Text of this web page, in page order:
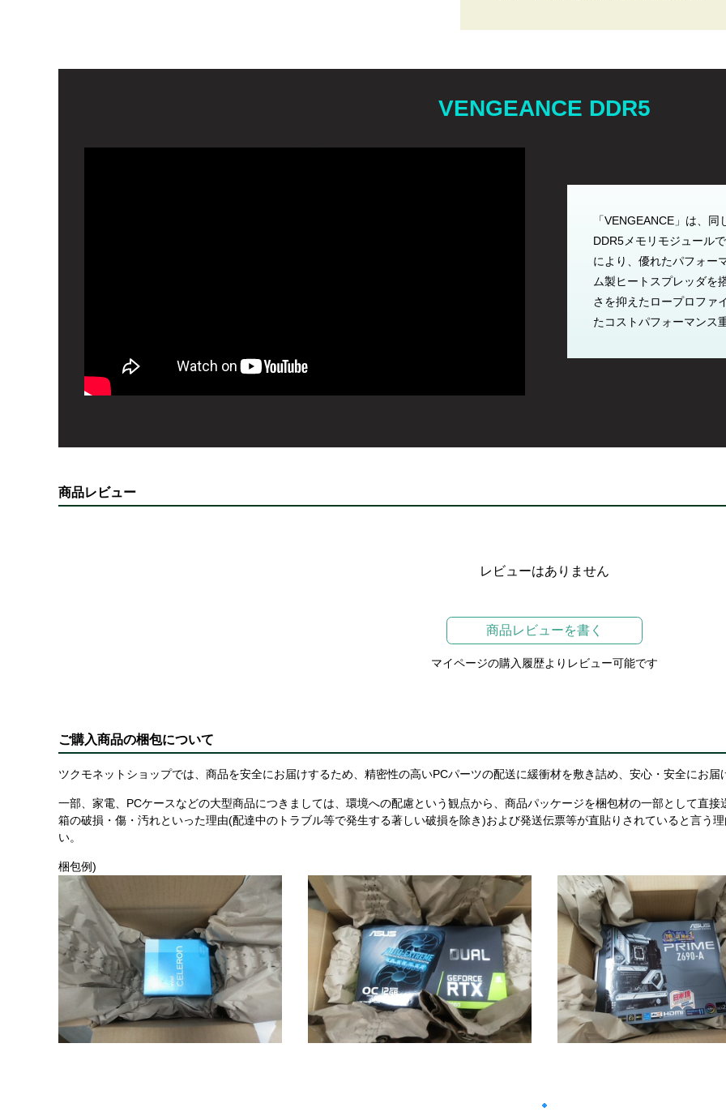
VENGEANCE DDR5
「VENGEANCE」は、
DDR5メモリモジュール
により、優れたパフォー
ム製ヒートスプレッダを
さを抑えたロープロファ
たコストパフォーマンス
商品レビュー
レビューはありません
商品レビューを書く
マイページの購入履歴よりレビュー可能です
ご購入商品の梱包について
ツクモネットショップでは、商品を安全にお届けするため、精密性の高いPCパーツの配送に緩衝材を敷き詰め、安心・安全にお
一部、家電、PCケースなどの大型商品につきましては、環境への配慮という観点から、商品パッケージを梱包材の一部として直
箱の破損・傷・汚れといった理由(配達中のトラブル等で発生する著しい破損を除き)および発送伝票等が直貼りされていると言う
い。
梱包例)